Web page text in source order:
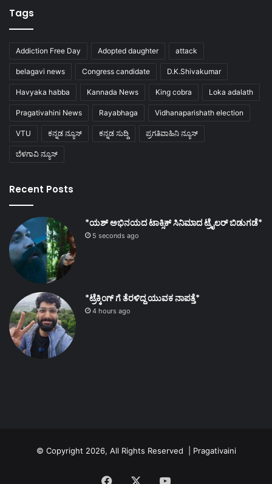
Tags
Addiction Free Day Adopted daughter attack
belagavi news Congress candidate D.K.Shivakumar
Havyaka habba Kannada News King cobra Loka adalath
Pragativahini News Rayabhaga Vidhanaparishath election
VTU ಕನ್ನಡ ನ್ಯೂಸ್ ಕನ್ನಡ ಸುದ್ದಿ ಪ್ರಗತಿವಾಹಿನಿ ನ್ಯೂಸ್
ಬೆಳಗಾವಿ ನ್ಯೂಸ್
Recent Posts
*ಯಶ್ ಅಭಿನಯದ ಟಾಕ್ಸಿಕ್ ಸಿನಿಮಾದ ಟ್ರೈಲರ್ ಬಿಡುಗಡೆ*
5 seconds ago
*ಟ್ರೆಕ್ಕಿಂಗ್ ಗೆ ತೆರಳಿದ್ದ ಯುವಕ ನಾಪತ್ತೆ*
4 hours ago
© Copyright 2026, All Rights Reserved | Pragativaini
Facebook YouTube